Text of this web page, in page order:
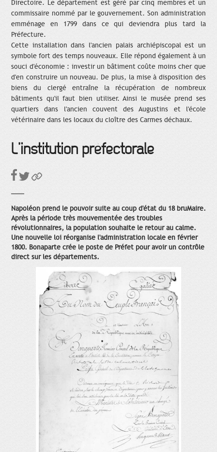
Directoire. Le département est géré par cinq membres et un
commissaire nommé par le gouvernement. Son administration
emménage en 1799 dans ce qui deviendra plus tard la
Préfecture.
Cette installation dans l'ancien palais archiépiscopal est un
symbole fort des temps nouveaux. Elle répond également à un
souci d'économie : investir un bâtiment coûte moins cher que
d'en construire un nouveau. De plus, la mise à disposition des
biens du clergé entraîne la récupération de nombreux
bâtiments qu'il faut bien utiliser. Ainsi le musée prend ses
quartiers dans l'ancien couvent des Augustins et l'école
vétérinaire dans les locaux du cloître des Carmes déchaux.
L’institution préfectorale
Napoléon prend le pouvoir suite au coup d'état du 18 bruMaire.
Après la période très mouvementée des troubles
révolutionnaires, la population souhaite le retour au calme.
Une nouvelle loi réorganise l'administration locale en février
1800. Bonaparte crée le poste de Préfet pour avoir un contrôle
direct sur les départements.